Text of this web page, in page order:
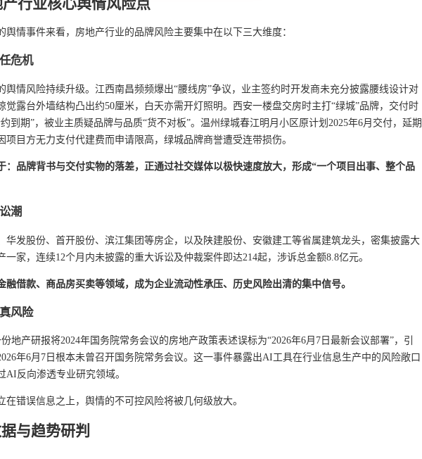
舆情事件来看，房地产行业的品牌风险主要集中在以下三大维度：
危机
舆情风险持续升级。江西南昌频频爆出“腰线房”争议，业主签约时开发商未充分披露腰线设计对
觉露台外墙结构凸出约50厘米，白天亦需开灯照明。西安一楼盘交房时主打“绿城”品牌，交付时
到期”，被业主质疑品牌与品质“货不对板”。温州绿城春江明月小区原计划2025年6月交付，延期
项目方无力支付代建费而申请限高，绿城品牌商誉遭受连带损伤。
：品牌背书与交付实物的落差，正通过社交媒体以极快速度放大，形成“一个项目出事、整个品
潮
华发股份、首开股份、滨江集团等房企，以及陕建股份、安徽建工等省属建筑龙头，密集披露大
一家，连续12个月内未披露的重大诉讼及仲裁案件即达214起，涉诉总金额8.8亿元。
融借款、商品房买卖等领域，成为企业流动性承压、历史风险出清的集中信号。
风险
地产研报将2024年国务院常务会议的房地产政策表述误标为“2026年6月7日最新会议部署”，引
年6月7日根本未曾召开国务院常务会议。这一事件暴露出AI工具在行业信息生产中的风险敞口
反向渗透专业研究领域。
在错误信息之上，舆情的不可控风险将被几何级放大。
与趋势研判